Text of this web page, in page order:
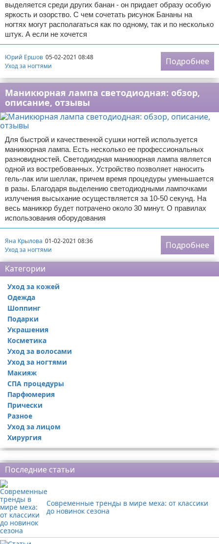
выделяется среди других банан - он придает образу особую
яркость и озорство. С чем сочетать рисунок Бананы на
ногтях могут располагаться как по одному, так и по несколько
штук. А если не хочется
Юрий Ершов 05-02-2021 08:48
Уход за ногтями
Подробнее
Маникюрная лампа светодиодная: обзор,
описание, отзывы
Для быстрой и качественной сушки ногтей используется
маникюрная лампа. Есть несколько ее профессиональных
разновидностей. Светодиодная маникюрная лампа является
одной из востребованных. Устройство позволяет наносить
гель-лак или шеллак, причем время процедуры уменьшается
в разы. Благодаря выделению светодиодными лампочками
излучения высыхание осуществляется за 10-50 секунд. На
весь маникюр будет потрачено около 30 минут. О правилах
использования оборудования
Яна Крылова 01-02-2021 08:36
Уход за ногтями
Подробнее
Категории
Уход за кожей
Одежда
Шоппинг
Подарки
Украшения
Косметика
Уход за волосами
Уход за ногтями
Макияж
СПА процедуры
Парфюмерия
Прически
Разное
Уход за лицом
Хирургия
Последние статьи
Современные тренды в мире меха: от классики
до новинок сезона